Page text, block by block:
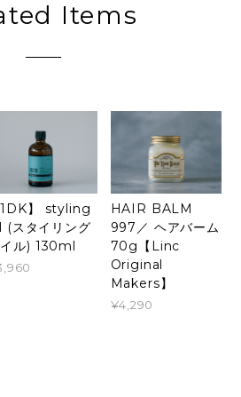
Items
1DK】 styling
(スタイリング
ル) 130ml
HAIR BALM
997／ ヘアバーム
70g【Linc
Original
Makers】
¥4,290